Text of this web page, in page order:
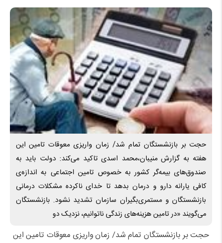
حجت بر بازنشستگان تمام شد/ زمان واریزی معوقات تامین این
هفته به گزارش منیبان،محمد اسدی تاکید می‌کند: دولت باید به
صندوق‌های بیمه‌گر کشور به خصوص تامین اجتماعی به اندازه‌ی
کافی یارانه دارو و درمان بدهد تا خدای ناکرده مشکلات درمانی
بازنشستگان و مستمری‌بگیران سازمان تشدید نشود. بازنشستگان
می‌گویند «در تامین هزینه‌های زندگی ناتوانیم، نزدیک دو
حجت بر بازنشستگان تمام شد/ زمان واریزی معوقات تامین این